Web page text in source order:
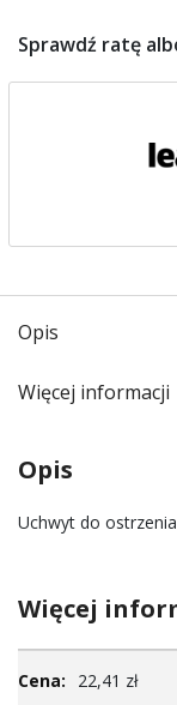
Sprawdź ratę
Opis
Więcej informacji
Opis
Uchwyt do
Więcej
informacji22,41 zł